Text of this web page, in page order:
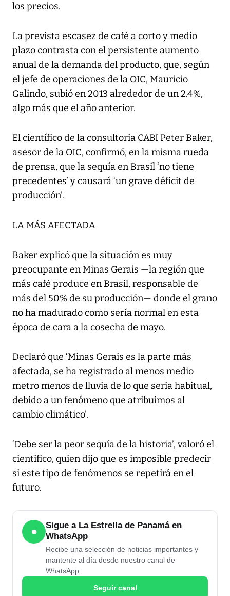
los precios.
La prevista escasez de café a corto y medio
plazo contrasta con el persistente aumento
anual de la demanda del producto, que, según
el jefe de operaciones de la OIC, Mauricio
Galindo, subió en 2013 alrededor de un 2.4%,
algo más que el año anterior.
El científico de la consultoría CABI Peter Baker,
asesor de la OIC, confirmó, en la misma rueda
de prensa, que la sequía en Brasil ‘no tiene
precedentes’ y causará ‘un grave déficit de
producción’.
LA MÁS AFECTADA
Baker explicó que la situación es muy
preocupante en Minas Gerais —la región que
más café produce en Brasil, responsable de
más del 50% de su producción— donde el grano
no ha madurado como sería normal en esta
época de cara a la cosecha de mayo.
Declaró que ‘Minas Gerais es la parte más
afectada, se ha registrado al menos medio
metro menos de lluvia de lo que sería habitual,
debido a un fenómeno que atribuimos al
cambio climático’.
‘Debe ser la peor sequía de la historia’, valoró el
científico, quien dijo que es imposible predecir
si este tipo de fenómenos se repetirá en el
futuro.
●
Sigue a La Estrella de Panamá en
WhatsApp
Recibe una selección de noticias importantes y
mantente al día desde nuestro canal de
WhatsApp.
Seguir canal